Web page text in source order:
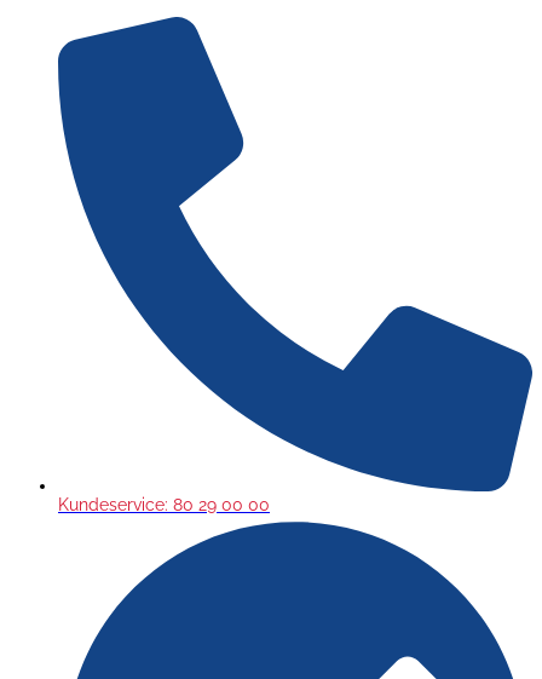
indholdet
Kundeservice: 80 29 00 00